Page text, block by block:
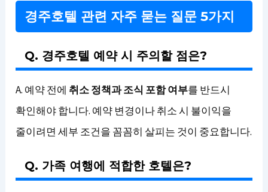
경주호텔 관련 자주 묻는 질문 5가지
Q. 경주호텔 예약 시 주의할 점은?
A. 예약 전에 취소 정책과 조식 포함 여부를 반드시
확인해야 합니다. 예약 변경이나 취소 시 불이익을
줄이려면 세부 조건을 꼼꼼히 살피는 것이 중요합니다.
Q. 가족 여행에 적합한 호텔은?